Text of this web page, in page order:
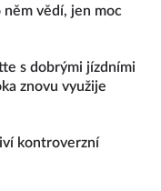
vědí, jen moc
s dobrými jízdními
znovu využije
kontroverzní